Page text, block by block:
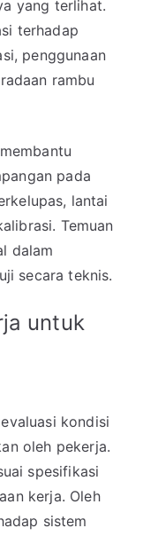
yang terlihat.
terhadap
penggunaan
rambu
pada
lantai
Temuan
dalam
secara teknis.
untuk
kondisi
oleh pekerja.
spesifikasi
kerja. Oleh
sistem